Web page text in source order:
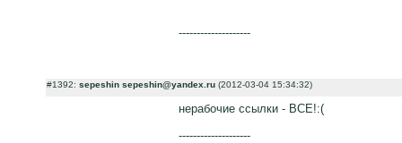
--------------------
#1392: sepeshin sepeshin@yandex.ru (2012-03-04 15:34:32)
нерабочие ссылки - ВСЕ!:(
--------------------